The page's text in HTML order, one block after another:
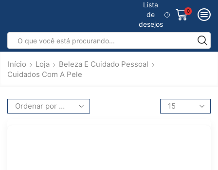
Lista
de
desejos
0
Início Loja
Beleza E Cuidado Pessoal
Cuidados Com A Pele